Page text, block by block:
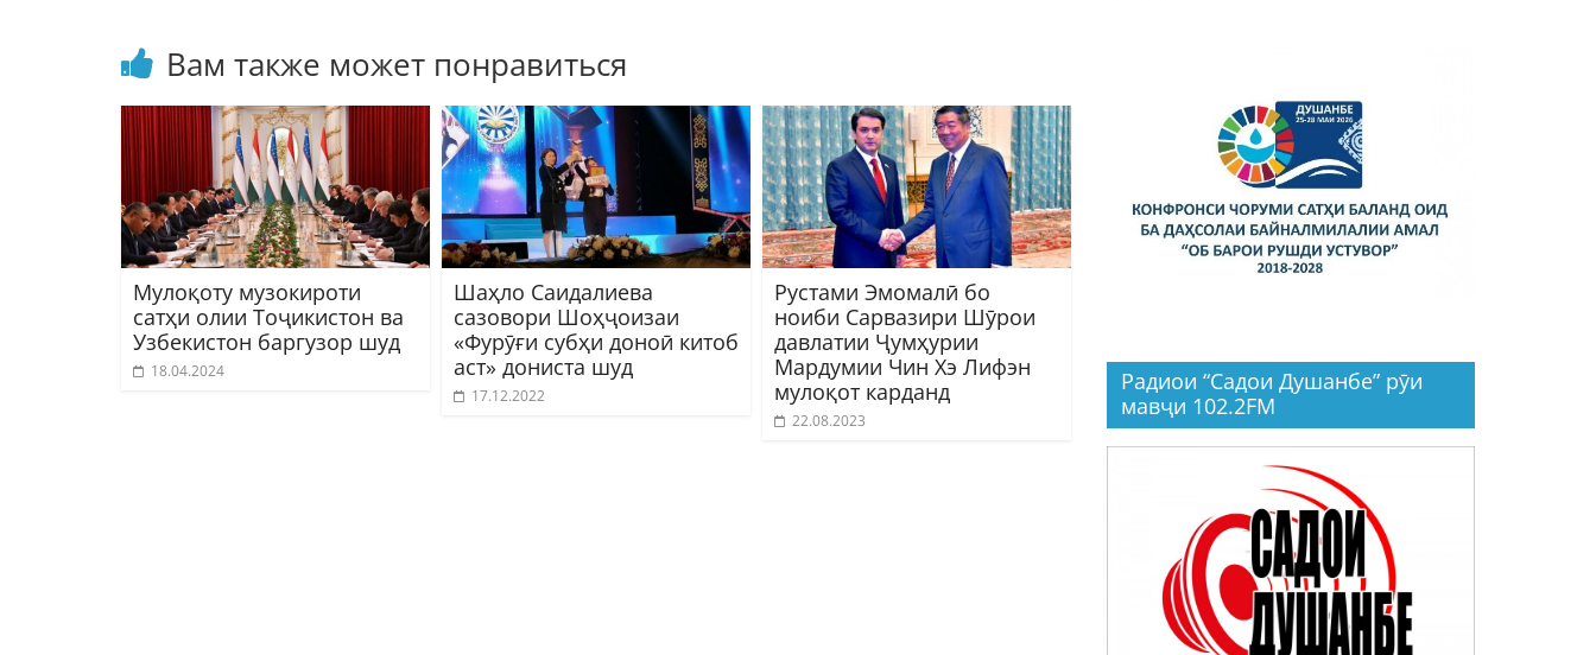
Вам также может понравиться
Мулоқоту музокироти
сатҳи олии Тоҷикистон ва
Узбекистон баргузор шуд
18.04.2024
Шаҳло Саидалиева
сазовори Шоҳҷоизаи
«Фурӯғи субҳи доноӣ китоб
аст» дониста шуд
17.12.2022
Рустами Эмомалӣ бо
ноиби Сарвазири Шӯрои
давлатии Ҷумҳурии
Мардумии Чин Хэ Лифэн
мулоқот карданд
22.08.2023
Радиои “Садои Душанбе” рӯи
мавҷи 102.2FM